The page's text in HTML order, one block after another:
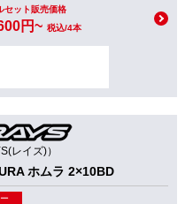
セット販売価格
円~ 税込/4本
レイズ)）
ホムラ 2×10BD